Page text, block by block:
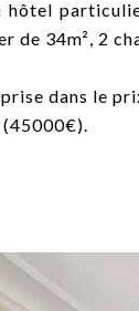
de 34m², 2
dans le